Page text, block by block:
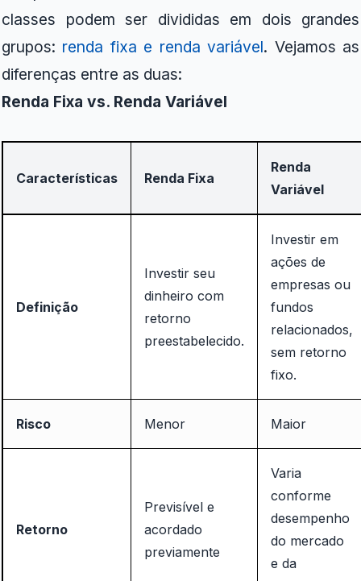
classes podem ser divididas em dois grandes
grupos: renda fixa e renda variável. Vejamos as
diferenças entre as duas:
Renda Fixa vs. Renda Variável
Características Renda Fixa
Renda
Variável
Definição
Investir seu
dinheiro com
retorno
preestabelecido.
Investir em
ações de
empresas ou
fundos
relacionados,
sem retorno
fixo.
Risco Menor Maior
Retorno
Previsível e
acordado
previamente
Varia
conforme
desempenho
do mercado
e da